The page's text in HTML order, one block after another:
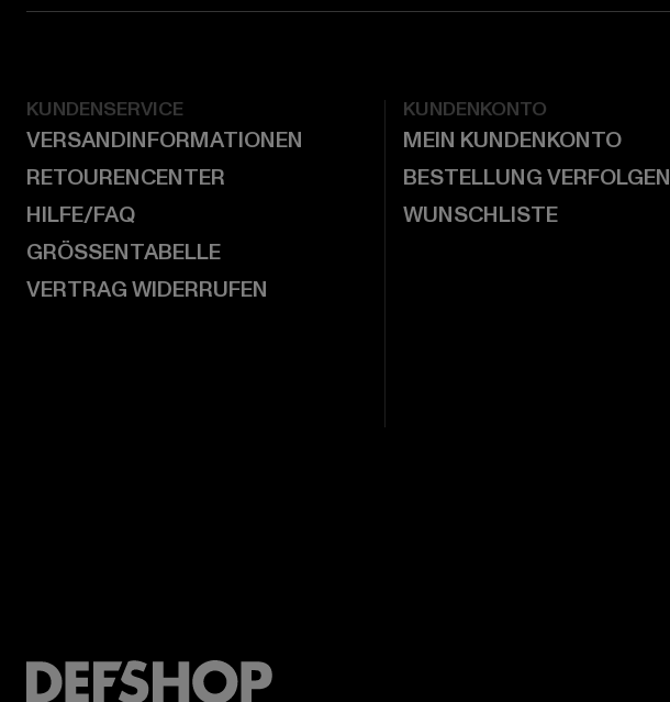
KUNDENSERVICE
VERSANDINFORMATIONEN
RETOURENCENTER
HILFE/FAQ
GRÖSSENTABELLE
VERTRAG WIDERRUFEN
KUNDENKONTO
MEIN KUNDENKONTO
BESTELLUNG VERFOLGEN
WUNSCHLISTE